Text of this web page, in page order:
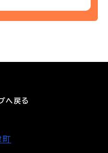
へ戻る